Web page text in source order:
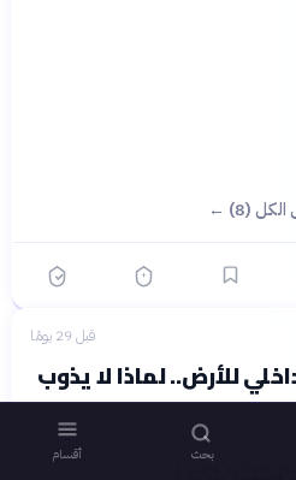
(8) ←
قبل 29 يومًا
للأرض.. لماذا لا يذوب
بحث أقسام